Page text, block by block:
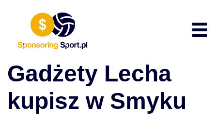
Gadżety Lecha
kupisz w Smyku